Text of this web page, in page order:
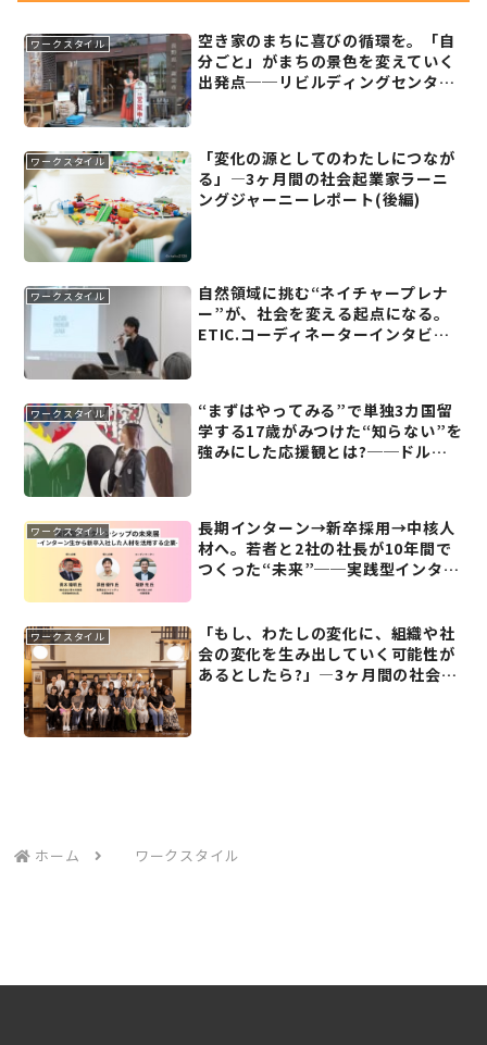
ワークスタイル
空き家のまちに喜びの循環を。「自
分ごと」がまちの景色を変えていく
出発点──リビルディングセンター
ワークスタイル
「変化の源としてのわたしにつなが
る」―3ヶ月間の社会起業家ラーニ
ングジャーニーレポート(後編)
ワークスタイル
自然領域に挑む“ネイチャープレナ
ー”が、社会を変える起点になる。
ETIC.コーディネーターインタビュ
ワークスタイル
“まずはやってみる”で単独3カ国留
学する17歳がみつけた“知らない”を
強みにした応援観とは?──ドルト
ワークスタイル
長期インターン→新卒採用→中核人
材へ。若者と2社の社長が10年間で
つくった“未来”──実践型インター
ワークスタイル
「もし、わたしの変化に、組織や社
会の変化を生み出していく可能性が
あるとしたら?」―3ヶ月間の社会起
ホーム ワークスタイル